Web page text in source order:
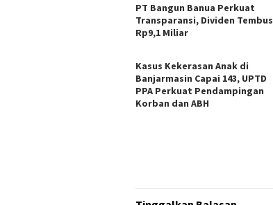
PT Bangun Banua Perkuat
Transparansi, Dividen Tembus
Rp9,1 Miliar
Kasus Kekerasan Anak di
Banjarmasin Capai 143, UPTD
PPA Perkuat Pendampingan
Korban dan ABH